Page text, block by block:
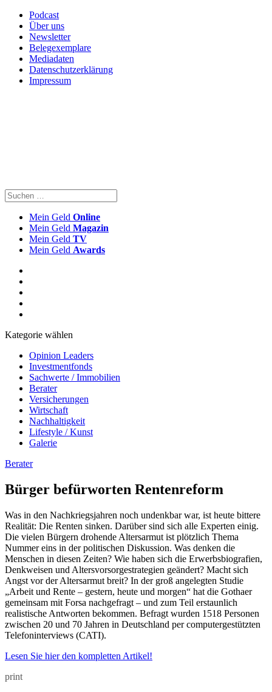
Podcast
Über uns
Newsletter
Belegexemplare
Mediadaten
Datenschutzerklärung
Impressum
Mein Geld Online
Mein Geld Magazin
Mein Geld TV
Mein Geld Awards
Kategorie wählen
Opinion Leaders
Investmentfonds
Sachwerte / Immobilien
Berater
Versicherungen
Wirtschaft
Nachhaltigkeit
Lifestyle / Kunst
Galerie
Berater
Bürger befürworten Rentenreform
Was in den Nachkriegsjahren noch undenkbar war, ist heute bittere
Realität: Die Renten sinken. Darüber sind sich alle Experten einig.
Die vielen Bürgern drohende Altersarmut ist plötzlich Thema
Nummer eins in der politischen Diskussion. Was denken die
Menschen in diesen Zeiten? Wie haben sich die Erwerbsbiografien,
Denkweisen und Altersvorsorgestrategien geändert? Macht sich
Angst vor der Altersarmut breit? In der groß angelegten Studie
„Arbeit und Rente – gestern, heute und morgen“ hat die Gothaer
gemeinsam mit Forsa nachgefragt – und zum Teil erstaunlich
realistische Antworten bekommen. Befragt wurden 1518 Personen
zwischen 20 und 70 Jahren in Deutschland per computergestützten
Telefoninterviews (CATI).
Lesen Sie hier den kompletten Artikel!
print